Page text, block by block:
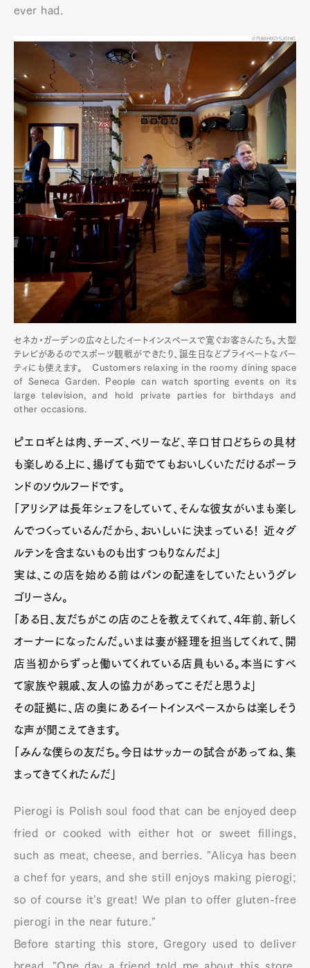
Art&DesignWatchFashion
ProductCultureLifestyle
ever had.
セネカ・ガーデンの広々としたイートインスペースで寛ぐお客さんたち。大型
テレビがあるのでスポーツ観戦ができたり、誕生日などプライベートなパー
ティにも使えます。 Customers relaxing in the roomy dining space
of Seneca Garden. People can watch sporting events on its
large television, and hold private parties for birthdays and
other occasions.
ピエロギとは肉、チーズ、ベリーなど、辛口甘口どちらの具材
も楽しめる上に、揚げても茹でてもおいしくいただけるポーラ
ンドのソウルフードです。
「アリシアは長年シェフをしていて、そんな彼女がいまも楽し
んでつくっているんだから、おいしいに決まっている！ 近々グ
ルテンを含まないものも出すつもりなんだよ」
実は、この店を始める前はパンの配達をしていたというグレ
ゴリーさん。
「ある日、友だちがこの店のことを教えてくれて、4年前、新しく
オーナーになったんだ。いまは妻が経理を担当してくれて、開
店当初からずっと働いてくれている店員もいる。本当にすべ
て家族や親戚、友人の協力があってこそだと思うよ」
その証拠に、店の奥にあるイートインスペースからは楽しそう
な声が聞こえてきます。
「みんな僕らの友だち。今日はサッカーの試合があってね、集
まってきてくれたんだ」
Pierogi is Polish soul food that can be enjoyed deep
fried or cooked with either hot or sweet fillings,
such as meat, cheese, and berries. "Alicya has been
a chef for years, and she still enjoys making pierogi;
so of course it's great! We plan to offer gluten-free
pierogi in the near future."
Before starting this store, Gregory used to deliver